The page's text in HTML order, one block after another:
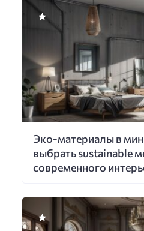
Эко-материалы в
выбрать sustainable
современного